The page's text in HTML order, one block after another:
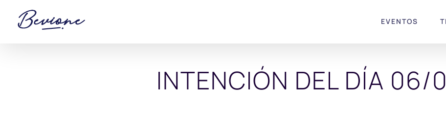
contenido
EVENTOS
INTENCIÓN DEL DÍA 06/